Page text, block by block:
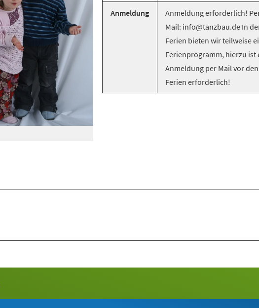
Anmeldung
Anmeldung erforderlich!
Mail: info@tanzbau.de In
Ferien bieten wir teilweise
Ferienprogramm, hierzu ist
Anmeldung per Mail vor den
Ferien erforderlich!